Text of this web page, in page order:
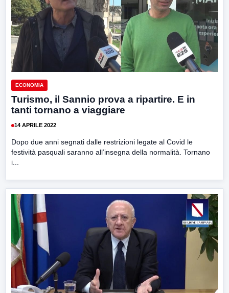
ECONOMIA
Turismo, il Sannio prova a ripartire. E in
tanti tornano a viaggiare
14 APRILE 2022
Dopo due anni segnati dalle restrizioni legate al Covid le
festività pasquali saranno all’insegna della normalità. Tornano
i...